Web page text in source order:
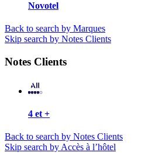
Novotel
Back to search by Marques
Skip search by Notes Clients
Notes Clients
4 et +
Back to search by Notes Clients
Skip search by Accès à l’hôtel